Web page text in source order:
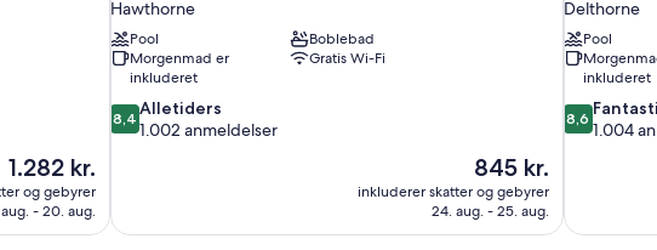
Prisen
er
1.282 kr.
1.282 kr.
og gebyrer
aug. - 20. aug.
Hawthorne
Pool
Boblebad
Morgenmad er
inkluderet
Gratis Wi-Fi
8.4
ud
1.002
anmeldelser
8,4 Alletiders
1.002 anmeldelser
Prisen
er
845 kr.
845 kr.
inkluderer skatter og gebyrer
24. aug. - 25. aug.
Delthorne
Pool
inkluderet
8.6
ud
1.004
anmeldelser
8,6
1.004